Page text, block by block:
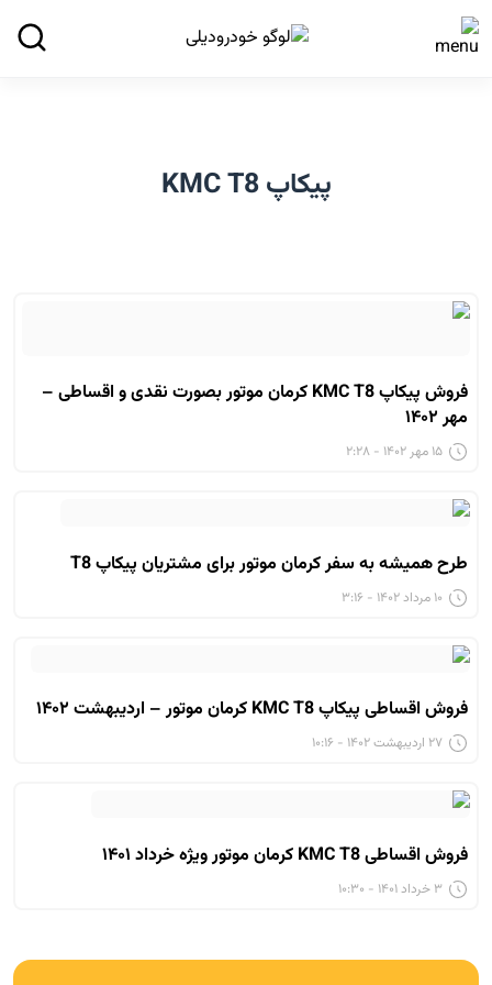
پیکاپ KMC T8
فروش پیکاپ KMC T8 کرمان موتور بصورت نقدی و اقساطی –
مهر ۱۴۰۲
۱۵ مهر ۱۴۰۲ - ۲:۲۸
طرح همیشه به سفر کرمان موتور برای مشتریان پیکاپ T8
۱۰ مرداد ۱۴۰۲ - ۳:۱۶
فروش اقساطی پیکاپ KMC T8 کرمان موتور – اردیبهشت ۱۴۰۲
۲۷ اردیبهشت ۱۴۰۲ - ۱۰:۱۶
فروش اقساطی KMC T8 کرمان موتور ویژه خرداد ۱۴۰۱
۳ خرداد ۱۴۰۱ - ۱۰:۳۰